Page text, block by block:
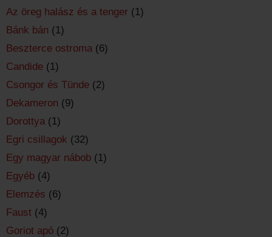
Az öreg halász és a tenger (1)
Bánk bán (1)
Beszterce ostroma (6)
Candide (1)
Csongor és Tünde (2)
Dekameron (9)
Dorottya (1)
Egri csillagok (32)
Egy magyar nábob (1)
Egyéb (4)
Elemzés (6)
Faust (4)
Goriot apó (2)